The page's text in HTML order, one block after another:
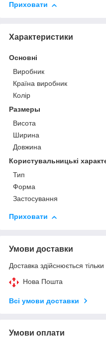
Приховати
Характеристики
Основні
Виробник
Країна виробник
Колір
Размеры
Висота
Ширина
Довжина
Користувальницькі
Тип
Форма
Застосування
Приховати
Умови доставки
Доставка здійснюється
Нова Пошта
Всі умови доставки
Умови оплати